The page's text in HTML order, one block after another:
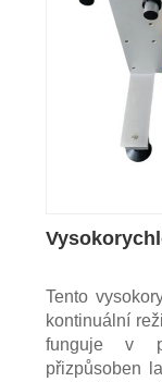
Tento
kontinuální
funguje v
přizpůsoben